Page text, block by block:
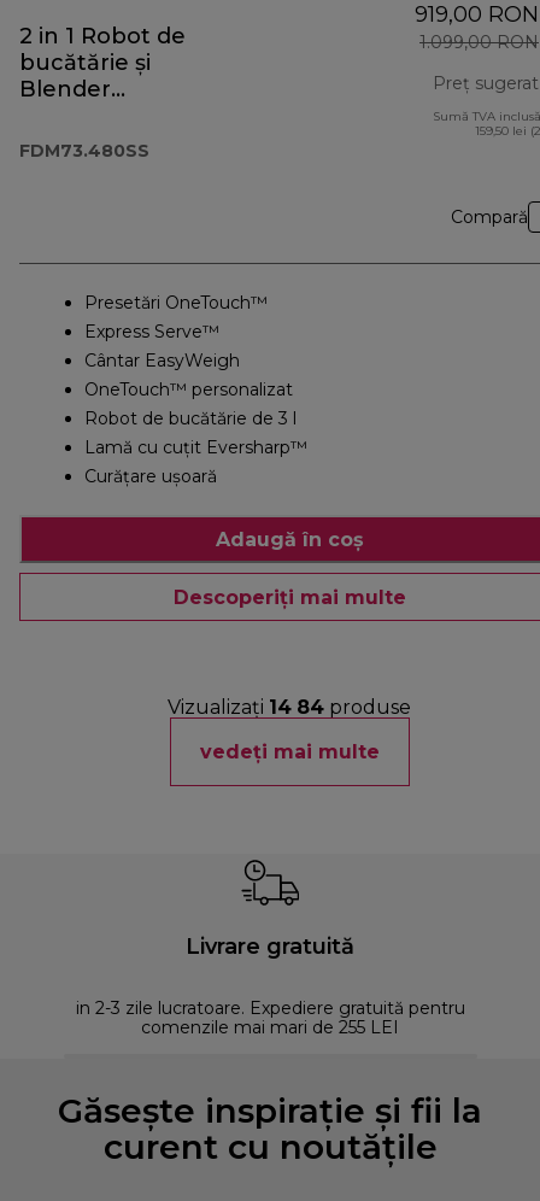
2 in 1 Robot de
bucătărie și
Blender
FDM73.480SS
919,00 RON
1.099,00 RON
Preț sugerat
Sumă TVA
159,50 lei
Compară
Presetări OneTouch™
Express Serve™
Cântar EasyWeigh
OneTouch™ personalizat
Robot de bucătărie de 3 l
Lamă cu cuțit Eversharp™
Curățare ușoară
Adaugă în coș
Descoperiți mai multe
Vizualizați 14 84 produse
vedeți mai multe
Livrare gratuită
in 2-3 zile lucratoare. Expediere gratuită pentru
comenzile mai mari de 255 LEI
Găsește inspirație și fii la
curent cu noutățile